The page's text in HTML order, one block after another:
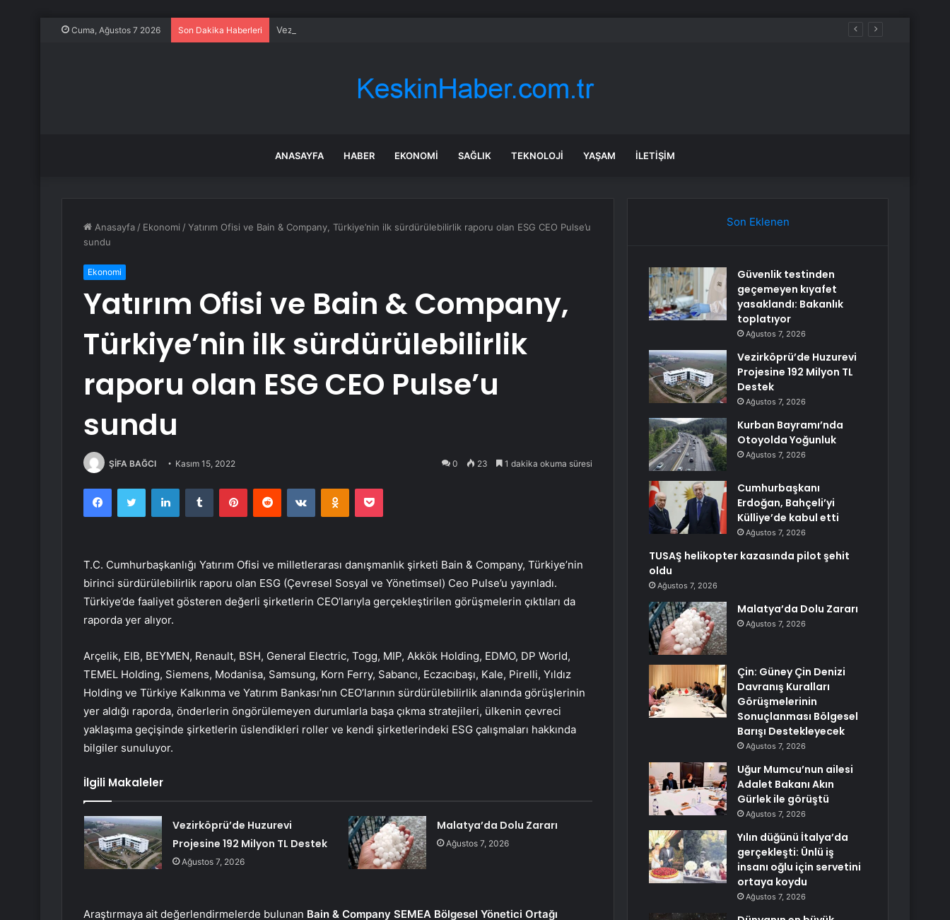
Cuma, Ağustos 7 2026 Son Dakika Haberleri Vezirköprü’de Huzurevi Projesine 192 Milyon TL Destek
ANASAYFA HABER EKONOMI SAĞLIK TEKNOLOJI YAŞAM İLETIŞIM
Anasayfa / Ekonomi /Yatırım Ofisi ve Bain & Company, Türkiye’nin ilk sürdürülebilirlik raporu olan ESG CEO Pulse’u
sundu
Ekonomi
Yatırım Ofisi ve Bain & Company,
Türkiye’nin ilk sürdürülebilirlik
raporu olan ESG CEO Pulse’u
sundu
ŞİFA BAĞCI Kasım 15, 2022 0 23 1 dakika okuma süresi
FacebookTwitter LinkedInTumblr PinterestReddit VKontakteOdnoklassniki
Pocket
T.C. Cumhurbaşkanlığı Yatırım Ofisi ve milletlerarası danışmanlık şirketi Bain & Company, Türkiye’nin
birinci sürdürülebilirlik raporu olan ESG (Çevresel Sosyal ve Yönetimsel) Ceo Pulse’u yayınladı.
Türkiye’de faaliyet gösteren değerli şirketlerin CEO’larıyla gerçekleştirilen görüşmelerin çıktıları da
raporda yer alıyor.
Arçelik, EIB, BEYMEN, Renault, BSH, General Electric, Togg, MIP, Akkök Holding, EDMO, DP World,
TEMEL Holding, Siemens, Modanisa, Samsung, Korn Ferry, Sabancı, Eczacıbaşı, Kale, Pirelli, Yıldız
Holding ve Türkiye Kalkınma ve Yatırım Bankası’nın CEO’larının sürdürülebilirlik alanında görüşlerinin
yer aldığı raporda, önderlerin öngörülemeyen durumlarla başa çıkma stratejileri, ülkenin çevreci
yaklaşıma geçişinde şirketlerin üslendikleri roller ve kendi şirketlerindeki ESG çalışmaları hakkında
bilgiler sunuluyor.
İlgili Makaleler
Vezirköprü’de Huzurevi
Projesine 192 Milyon TL Destek
Ağustos 7, 2026
Malatya’da Dolu Zararı
Ağustos 7, 2026
Araştırmaya ait değerlendirmelerde bulunan Bain & Company SEMEA Bölgesel Yönetici Ortağı
Son Eklenen
Güvenlik testinden
geçemeyen kıyafet
yasaklandı: Bakanlık
toplatıyor
Ağustos 7, 2026
Vezirköprü’de Huzurevi
Projesine 192 Milyon TL
Destek
Ağustos 7, 2026
Kurban Bayramı’nda
Otoyolda Yoğunluk
Ağustos 7, 2026
Cumhurbaşkanı
Erdoğan, Bahçeli’yi
Külliye’de kabul etti
Ağustos 7, 2026
TUSAŞ helikopter kazasında pilot şehit
oldu
Ağustos 7, 2026
Malatya’da Dolu Zararı
Ağustos 7, 2026
Çin: Güney Çin Denizi
Davranış Kuralları
Görüşmelerinin
Sonuçlanması Bölgesel
Barışı Destekleyecek
Ağustos 7, 2026
Uğur Mumcu’nun ailesi
Adalet Bakanı Akın
Gürlek ile görüştü
Ağustos 7, 2026
Yılın düğünü İtalya’da
gerçekleşti: Ünlü iş
insanı oğlu için servetini
ortaya koydu
Ağustos 7, 2026